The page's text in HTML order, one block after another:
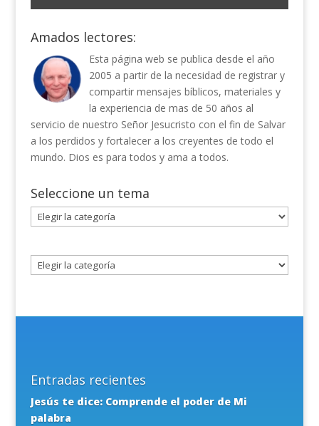
Amados lectores:
Esta página web se publica desde el año
2005 a partir de la necesidad de registrar y
compartir mensajes bíblicos, materiales y
la experiencia de mas de 50 años al
servicio de nuestro Señor Jesucristo con el fin de Salvar
a los perdidos y fortalecer a los creyentes de todo el
mundo. Dios es para todos y ama a todos.
Seleccione un tema
Seleccione
un
Entradas recientes
Jesús te dice: Comprende el poder de Mi
palabra